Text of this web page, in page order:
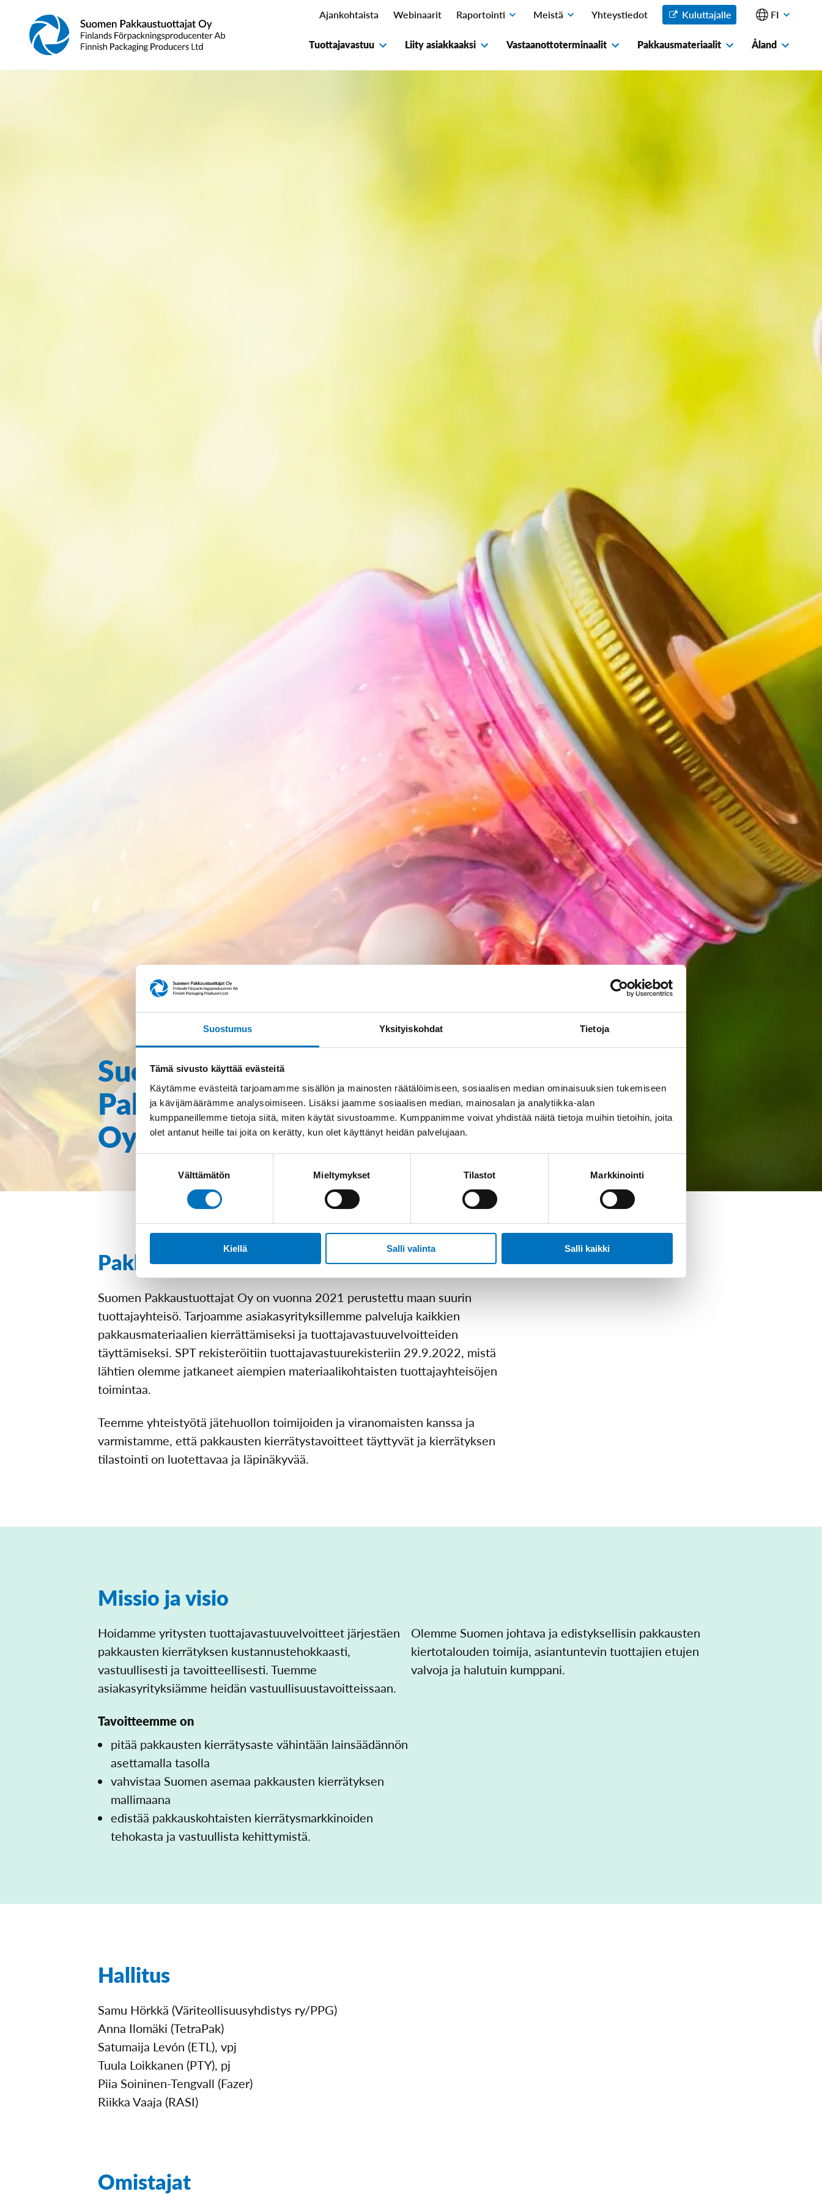
Suostumus Yksityiskohdat Tietoja
Tämä sivusto käyttää evästeitä
Käytämme evästeitä tarjoamamme sisällön ja mainosten räätälöimiseen, sosiaalisen median ominaisuuksien tukemiseen
ja kävijämäärämme analysoimiseen. Lisäksi jaamme sosiaalisen median, mainosalan ja analytiikka-alan
kumppaneillemme tietoja siitä, miten käytät sivustoamme. Kumppanimme voivat yhdistää näitä tietoja muihin tietoihin, joita
olet antanut heille tai joita on kerätty, kun olet käyttänyt heidän palvelujaan.
Välttämätön Mieltymykset Tilastot Markkinointi
Kiellä Salli valinta Salli kaikki
Ajankohtaista Webinaarit
Raportointi
alavalikko
Meistä
alavalikko
Yhteystiedot Kuluttajalle
FI
alavalikko
Tuottajavastuu
alavalikko
Liity asiakkaaksi
alavalikko
Vastaanottoterminaalit
alavalikko
Pakkausmateriaalit
alavalikko
Åland
alavalikko
Suomen
Pakkaustuottajat
Oy
Pakkauskierrätyksen edelläkävijä
Suomen Pakkaustuottajat Oy on vuonna 2021 perustettu maan suurin
tuottajayhteisö. Tarjoamme asiakasyrityksillemme palveluja kaikkien
pakkausmateriaalien kierrättämiseksi ja tuottajavastuuvelvoitteiden
täyttämiseksi. SPT rekisteröitiin tuottajavastuurekisteriin 29.9.2022, mistä
lähtien olemme jatkaneet aiempien materiaalikohtaisten tuottajayhteisöjen
toimintaa.
Teemme yhteistyötä jätehuollon toimijoiden ja viranomaisten kanssa ja
varmistamme, että pakkausten kierrätystavoitteet täyttyvät ja kierrätyksen
tilastointi on luotettavaa ja läpinäkyvää.
Missio ja visio
Hoidamme yritysten tuottajavastuuvelvoitteet järjestäen
pakkausten kierrätyksen kustannustehokkaasti,
vastuullisesti ja tavoitteellisesti. Tuemme
asiakasyrityksiämme heidän vastuullisuustavoitteissaan.
Tavoitteemme on
pitää pakkausten kierrätysaste vähintään lainsäädännön
asettamalla tasolla
vahvistaa Suomen asemaa pakkausten kierrätyksen
mallimaana
edistää pakkauskohtaisten kierrätysmarkkinoiden
tehokasta ja vastuullista kehittymistä.
Olemme Suomen johtava ja edistyksellisin pakkausten
kiertotalouden toimija, asiantuntevin tuottajien etujen
valvoja ja halutuin kumppani.
Hallitus
Samu Hörkkä (Väriteollisuusyhdistys ry/PPG)
Anna Ilomäki (TetraPak)
Satumaija Levón (ETL), vpj
Tuula Loikkanen (PTY), pj
Piia Soininen-Tengvall (Fazer)
Riikka Vaaja (RASI)
Omistajat